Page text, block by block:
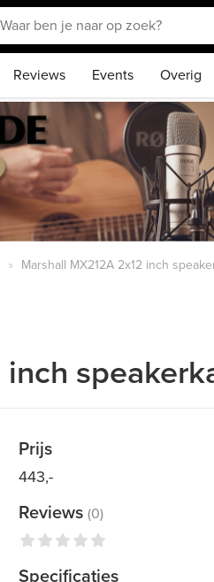
Reviews Events Overig
Marshall MX212A 2x12 inch
Prijs
443,-
Reviews(0)
Specificaties